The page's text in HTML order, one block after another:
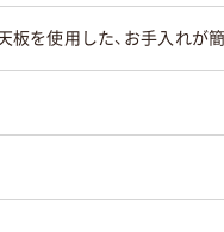
板を使用した、お手入れが